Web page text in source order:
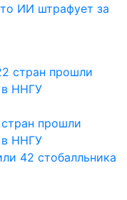
ИИ штрафует за
прошли
ННГУ